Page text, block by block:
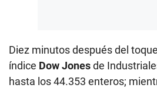
Diez minutos después del
índice Dow Jonesde
hasta los 44.353 enteros;